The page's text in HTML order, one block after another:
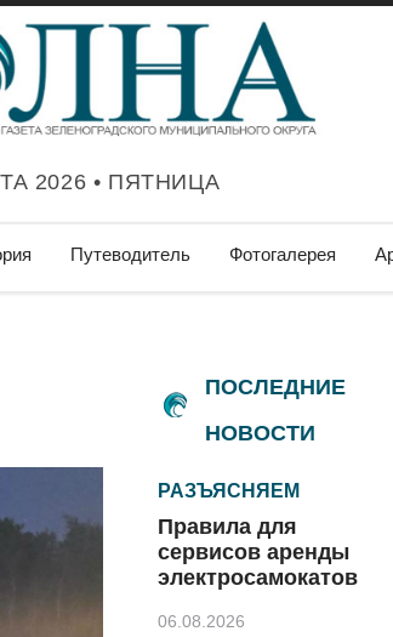
2026 • ПЯТНИЦА
Путеводитель Фотогалерея
ПОСЛЕДНИЕ
НОВОСТИ
РАЗЪЯСНЯЕМ
Правила для
сервисов аренды
электросамокатов
06.08.2026